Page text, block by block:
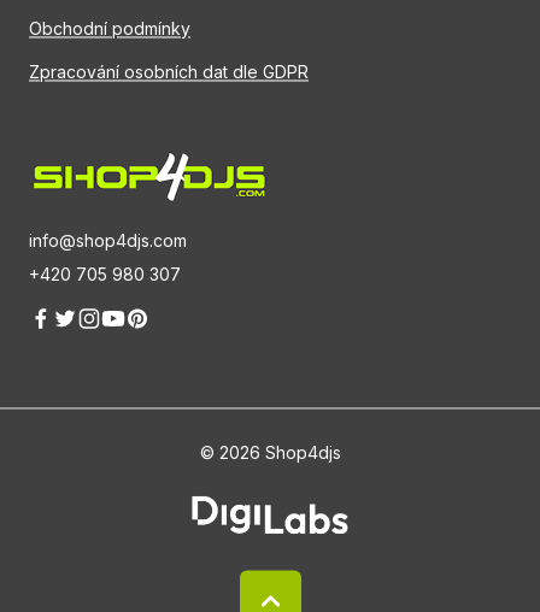
info@shop4djs.com
+420 705 980 307
Obchodní podmínky
Zpracování osobních dat dle GDPR
© 2026 Shop4djs